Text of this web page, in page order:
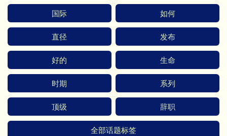
国际 如何
直径 发布
好的 生命
时期 系列
顶级 辞职
全部话题标签